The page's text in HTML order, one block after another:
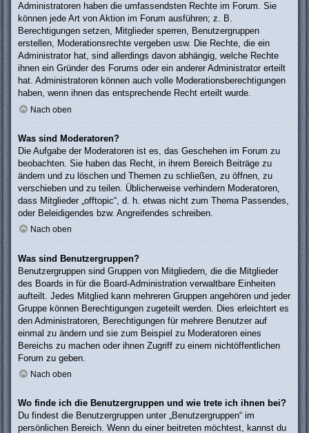
Administratoren haben die umfassendsten Rechte im Forum. Sie
können jede Art von Aktion im Forum ausführen; z. B.
Berechtigungen setzen, Mitglieder sperren, Benutzergruppen
erstellen, Moderationsrechte vergeben usw. Die Rechte, die ein
Administrator hat, sind allerdings davon abhängig, welche Rechte
ihnen ein Gründer des Forums oder ein anderer Administrator erteilt
hat. Administratoren können auch volle Moderationsberechtigungen
haben, wenn ihnen das entsprechende Recht erteilt wurde.
Nach oben
Was sind Moderatoren?
Die Aufgabe der Moderatoren ist es, das Geschehen im Forum zu
beobachten. Sie haben das Recht, in ihrem Bereich Beiträge zu
ändern und zu löschen und Themen zu schließen, zu öffnen, zu
verschieben und zu teilen. Üblicherweise verhindern Moderatoren,
dass Mitglieder „offtopic“, d. h. etwas nicht zum Thema Passendes,
oder Beleidigendes bzw. Angreifendes schreiben.
Nach oben
Was sind Benutzergruppen?
Benutzergruppen sind Gruppen von Mitgliedern, die die Mitglieder
des Boards in für die Board-Administration verwaltbare Einheiten
aufteilt. Jedes Mitglied kann mehreren Gruppen angehören und jeder
Gruppe können Berechtigungen zugeteilt werden. Dies erleichtert es
den Administratoren, Berechtigungen für mehrere Benutzer auf
einmal zu ändern und sie zum Beispiel zu Moderatoren eines
Bereichs zu machen oder ihnen Zugriff zu einem nichtöffentlichen
Forum zu geben.
Nach oben
Wo finde ich die Benutzergruppen und wie trete ich ihnen bei?
Du findest die Benutzergruppen unter „Benutzergruppen“ im
persönlichen Bereich. Wenn du einer beitreten möchtest, kannst du